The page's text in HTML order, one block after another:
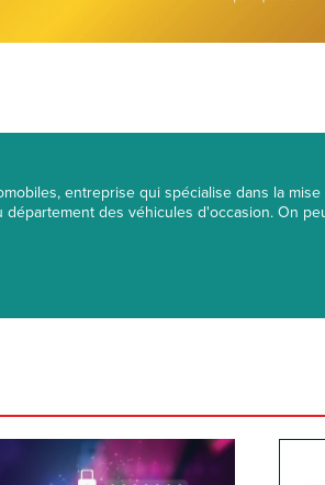
entreprise qui spécialise dans la
des véhicules d'occasion. On